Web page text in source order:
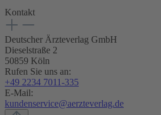
Kontakt
Deutscher Ärzteverlag GmbH
Dieselstraße 2
50859 Köln
Rufen Sie uns an:
+49 2234 7011-335
E-Mail:
kundenservice@aerzteverlag.de